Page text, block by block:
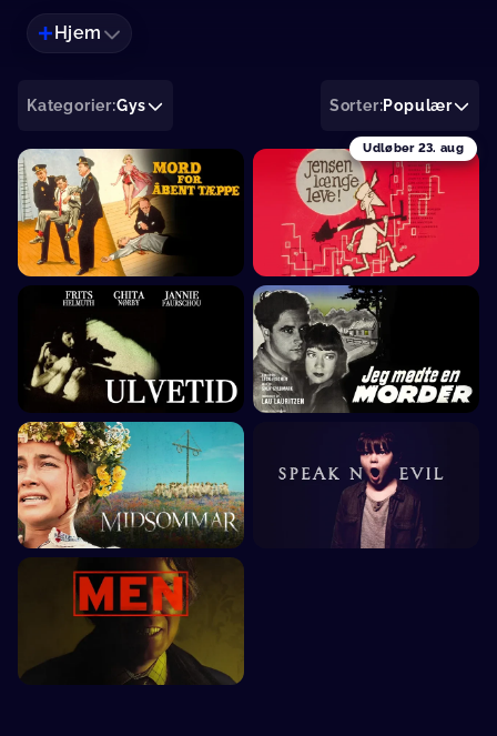
Hjem
Kategorier:Gys Sorter:Populær
Udløber 23. aug